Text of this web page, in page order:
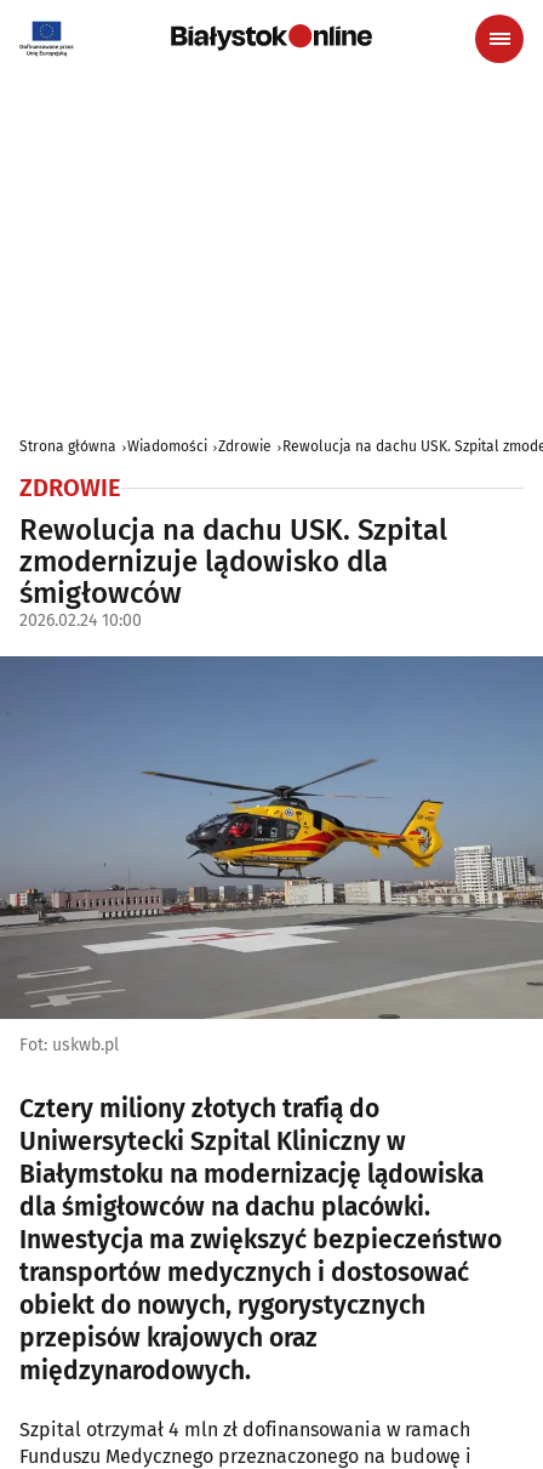
Strona główna Wiadomości Zdrowie Rewolucja na dachu USK. Szpital
ZDROWIE
Rewolucja na dachu USK. Szpital
zmodernizuje lądowisko dla
śmigłowców
2026.02.24 10:00
Fot: uskwb.pl
Cztery miliony złotych trafią do
Uniwersytecki Szpital Kliniczny w
Białymstoku na modernizację lądowiska
dla śmigłowców na dachu placówki.
Inwestycja ma zwiększyć bezpieczeństwo
transportów medycznych i dostosować
obiekt do nowych, rygorystycznych
przepisów krajowych oraz
międzynarodowych.
Szpital otrzymał 4 mln zł dofinansowania w ramach
Funduszu Medycznego przeznaczonego na budowę i